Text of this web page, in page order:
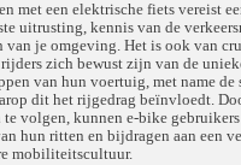
met een elektrische fiets vereist
uitrusting, kennis van de
van je omgeving. Het is ook van
zich bewust zijn van de
van hun voertuig, met name de
dit het rijgedrag beïnvloedt.
volgen, kunnen e-bike
hun ritten en bijdragen aan een
mobiliteitscultuur.